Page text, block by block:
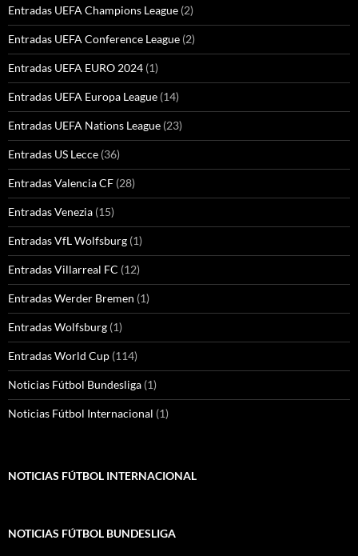
Entradas UEFA Champions League (2)
Entradas UEFA Conference League (2)
Entradas UEFA EURO 2024 (1)
Entradas UEFA Europa League (14)
Entradas UEFA Nations League (23)
Entradas US Lecce (36)
Entradas Valencia CF (28)
Entradas Venezia (15)
Entradas VfL Wolfsburg (1)
Entradas Villarreal FC (12)
Entradas Werder Bremen (1)
Entradas Wolfsburg (1)
Entradas World Cup (114)
Noticias Fútbol Bundesliga (1)
Noticias Fútbol Internacional (1)
NOTICIAS FÚTBOL INTERNACIONAL
NOTICIAS FÚTBOL BUNDESLIGA